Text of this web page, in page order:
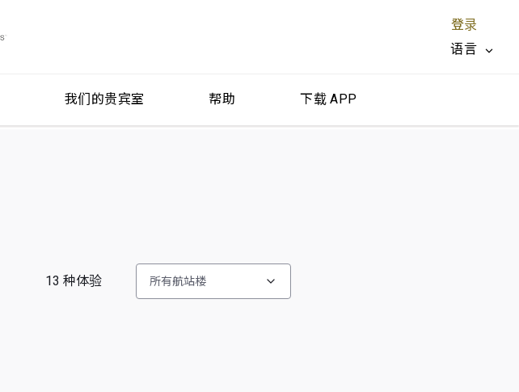
登录
语言
我们的贵宾室 帮助 下载 APP
13 种体验 所有航站楼